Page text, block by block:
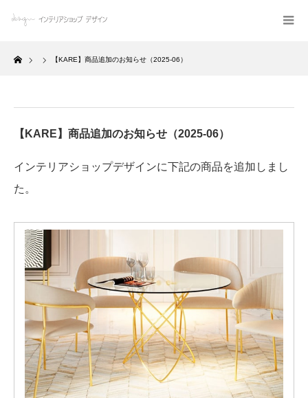
Home
【KARE】商品追加のお知らせ（2025-06）
【KARE】商品追加のお知らせ（2025-06）
インテリアショップデザインに下記の商品を追加しまし
た。